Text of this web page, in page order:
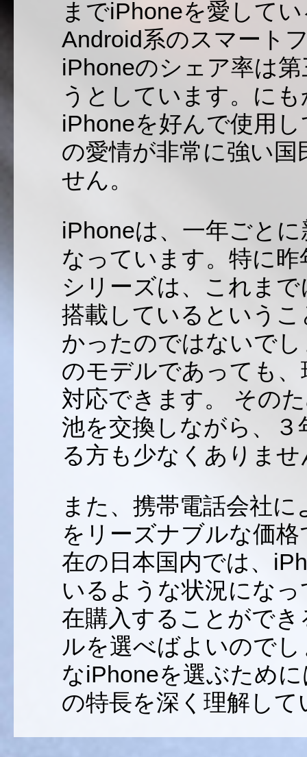
までiPhoneを愛して
Android系のスマート
iPhoneのシェア率は
うとしています。に
iPhoneを好んで使用
の愛情が非常に強い
せん。
iPhoneは、一年ごと
なっています。特に
シリーズは、これま
搭載しているという
かったのではないで
のモデルであっても
対応できます。 その
池を交換しながら、
る方も少なくありませ
また、携帯電話会社
をリーズナブルな価
在の日本国内では、
いるような状況にな
在購入することがで
ルを選べばよいので
なiPhoneを選ぶため
の特長を深く理解し